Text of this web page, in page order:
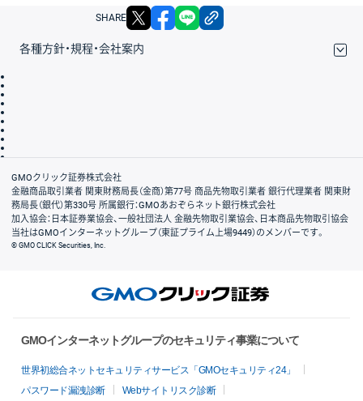
SHARE X facebook
各種方針・規程・会社案内
会社案内
GMOクリック証券株式会社
金融商品取引業者 関東財務局長（金商）第77号 商品先物取引業者 銀行代理業者 関東財
務局長（銀代）第330号 所属銀行：GMOあおぞらネット銀行株式会社
加入協会：日本証券業協会、一般社団法人 金融先物取引業協会、日本商品先物取引協会
当社はGMOインターネットグループ（東証プライム上場9449）のメンバーです。
© GMO CLICK Securities, Inc.
GMOインターネットグループのセキュリティ事業について
世界初総合ネットセキュリティサービス「GMOセキュリティ24」
パスワード漏洩診断
Webサイトリスク診断